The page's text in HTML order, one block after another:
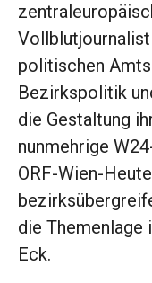
politischen
Bezirkspolitik
die Gestaltung
nunmehrige
ORF-Wien-
die Themenlage
Eck.